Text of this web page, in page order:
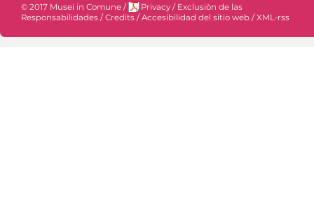
© 2017 Musei in Comune / Privacy / Exclusiòn de las
Responsabilidades /Credits /Accesibilidad del sitio web /XML-rss